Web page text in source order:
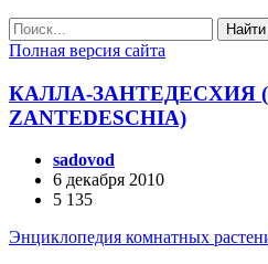
Найти
Полная версия сайта
КАЛЛА-ЗАНТЕДЕСХИЯ
ZANTEDESCHIA)
sadovod
6 декабря 2010
5 135
Энциклопедия комнатных